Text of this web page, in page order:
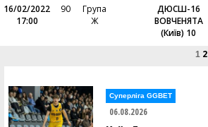
16/02/2022
17:00
90
Група
Ж
ДЮСШ-16
ВОВЧЕНЯТА
(Київ) 10
1 2
Суперліга GGBET
06.08.2026